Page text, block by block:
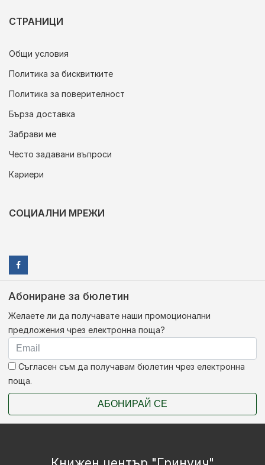
СТРАНИЦИ
Общи условия
Политика за бисквитките
Политика за поверителност
Бърза доставка
Забрави ме
Често задавани въпроси
Кариери
СОЦИАЛНИ МРЕЖИ
Абониране за бюлетин
Желаете ли да получавате наши промоционални
предложения чрез електронна поща?
Съгласен съм да получавам бюлетин чрез електронна
поща.
АБОНИРАЙ СЕ